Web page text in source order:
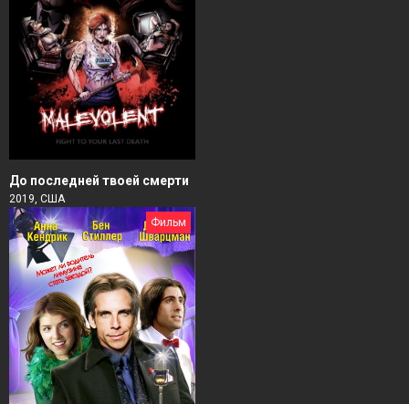
До последней твоей смерти
2019, США
Фильм